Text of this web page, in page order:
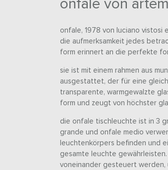
onfale von
onfale, 1978 von luciano vistosi
die aufmerksamkeit jedes
form erinnert an die perfekte
sie ist mit einem rahmen aus
ausgestattet, der für eine
transparente, warmgewalzte
form und zeugt von höchster
die onfale tischleuchte ist in 3
grande und onfale medio
leuchtenkörpers befinden und
gesamte leuchte
voneinander gesteuert werden,